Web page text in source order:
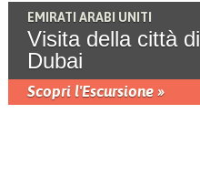
EMIRATI ARABI UNITI
Visita della città di
Dubai
Scopri l'Escursione »